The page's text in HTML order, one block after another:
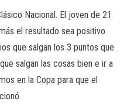
Nacional. El joven de 21
el resultado sea positivo
que salgan los 3 puntos que
salgan las cosas bien e ir a
en la Copa para que el